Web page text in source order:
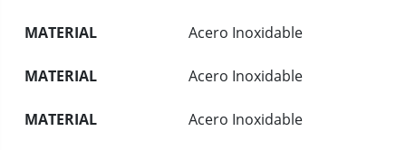
MATERIAL Acero Inoxidable
MATERIAL Acero Inoxidable
MATERIAL Acero Inoxidable